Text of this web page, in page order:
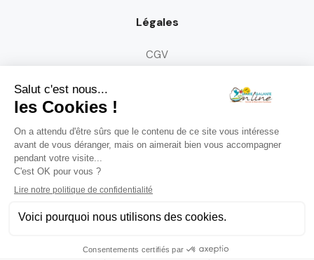
Légales
CGV
Mentions légales
Politique de gestion des cookies
Politique d'annulation et de modification de réservation
Suivez-nous